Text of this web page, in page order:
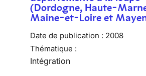
(Dordogne, Haute-
Maine-et-Loire et
Date de publication : 2008
Thématique :
Intégration